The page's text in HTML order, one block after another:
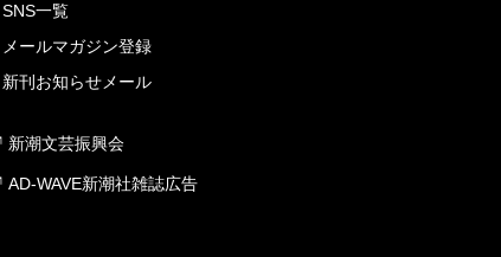
SNS一覧
メールマガジン登録
新刊お知らせメール
新潮文芸振興会
AD-WAVE新潮社雑誌広告